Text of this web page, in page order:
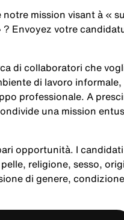
mission visant à«
? Envoyez votre
di collaboratori che
di lavoro
professionale. A
una mission
opportunità. I
religione, sesso,
di genere,